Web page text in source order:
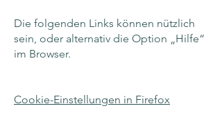
Die folgenden Links können nützlich
sein, oder alternativ die Option „Hilfe“
im Browser.
Cookie-Einstellungen in Firefox